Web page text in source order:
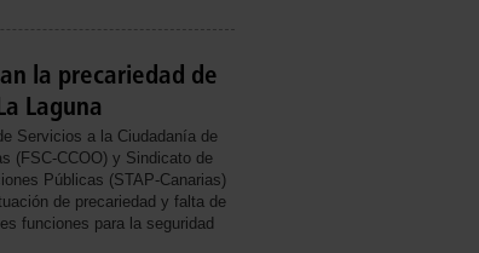
la precariedad de
Laguna
Servicios a la Ciudadanía de
(FSC-CCOO) y Sindicato de
Públicas (STAP-Canarias)
de precariedad y falta de
funciones para la seguridad